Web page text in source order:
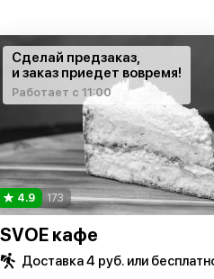
Сделай предзаказ,
и заказ приедет вовремя!
Работает с 11:00
4.9 173
SVOE кафе
Доставка 4 руб. или